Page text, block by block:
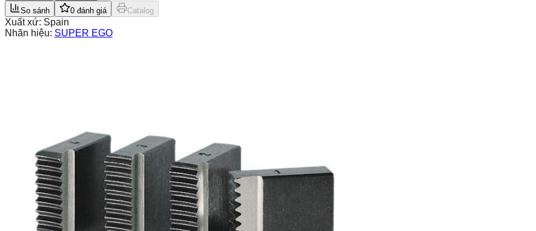
So sánh
0 đánh giá Catalog
Xuất xứ: Spain
Nhãn hiệu: SUPER EGO